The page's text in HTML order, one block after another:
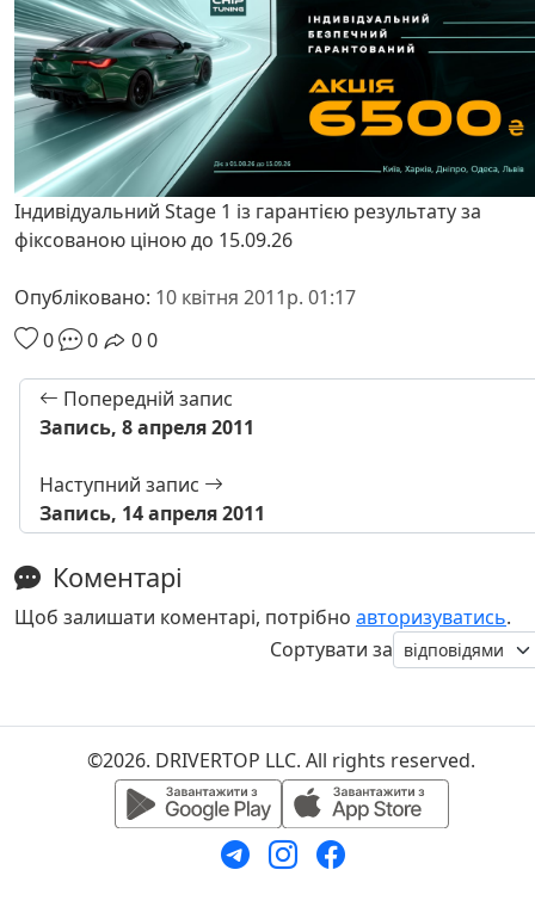
Індивідуальний Stage 1 із гарантією результату за
фіксованою ціною до 15.09.26
Опубліковано: 10 квітня 2011р. 01:17
0
0 00
Попередній запис
Запись, 8 апреля 2011
Наступний запис
Запись, 14 апреля 2011
Коментарі
Щоб залишати коментарі, потрібно авторизуватись.
Сортувати за
©2026. DRIVERTOP LLC. All rights reserved.